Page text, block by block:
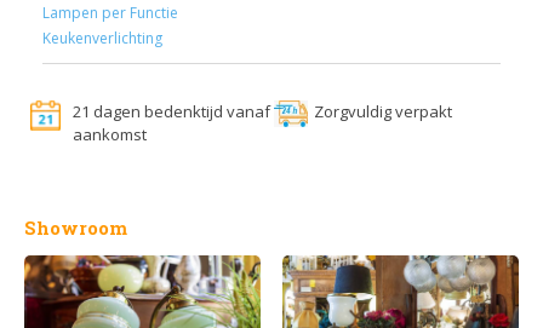
Lampen per Functie
Keukenverlichting
21 dagen bedenktijd vanaf
aankomst
Zorgvuldig verpakt
Showroom